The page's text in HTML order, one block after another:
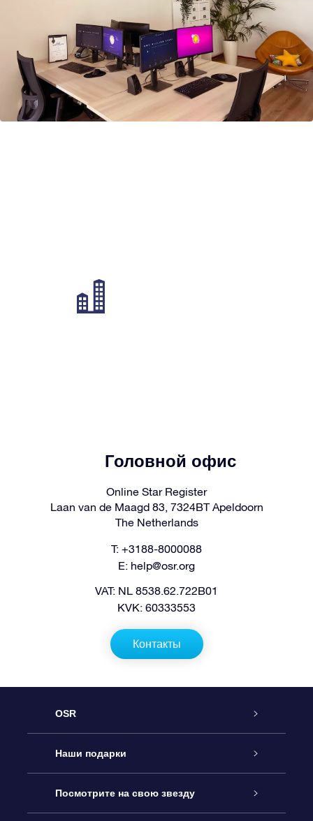
Головной офис
Online Star Register
Laan van de Maagd 83, 7324BT Apeldoorn
The Netherlands
T: +3188-8000088
E: help@osr.org
VAT: NL 8538.62.722B01
KVK: 60333553
Контакты
OSR
Обслуживание
Как с нами связаться
Наши подарки
Онлайн подарок Online Star Gift
Посмотрите на свою звезду